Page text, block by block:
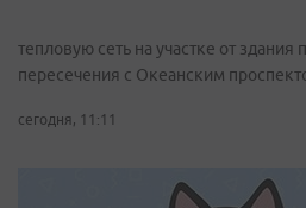
тепловую сеть на участке от здания
пересечения с Океанским
сегодня, 11:11